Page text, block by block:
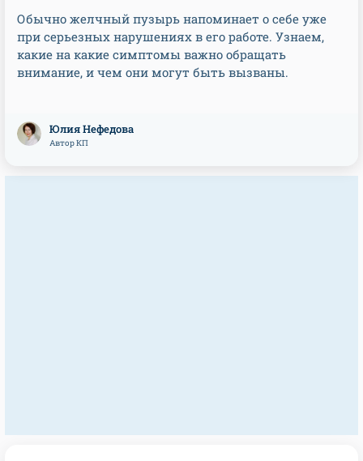
Обычно желчный пузырь напоминает о себе уже
при серьезных нарушениях в его работе. Узнаем,
какие на какие симптомы важно обращать
внимание, и чем они могут быть вызваны.
Юлия Нефедова
Автор КП